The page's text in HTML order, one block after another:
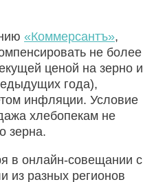
«Коммерсантъ»,
не более
ценой на зерно и
года),
инфляции. Условие
хлебопекам не
зерна.
в онлайн-совещании с
из разных регионов